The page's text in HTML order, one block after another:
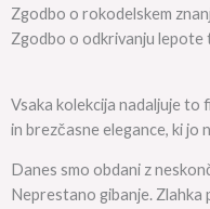
Zgodbo o rokodelskem
Zgodbo o odkrivanju lepote
Vsaka kolekcija nadaljuje to
in brezčasne elegance, ki jo
Danes smo obdani z
Neprestano gibanje. Zlahka